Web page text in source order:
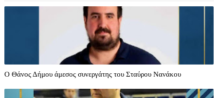
O Θάνος Δήμου άμεσος συνεργάτης του Σταύρου Νανάκου